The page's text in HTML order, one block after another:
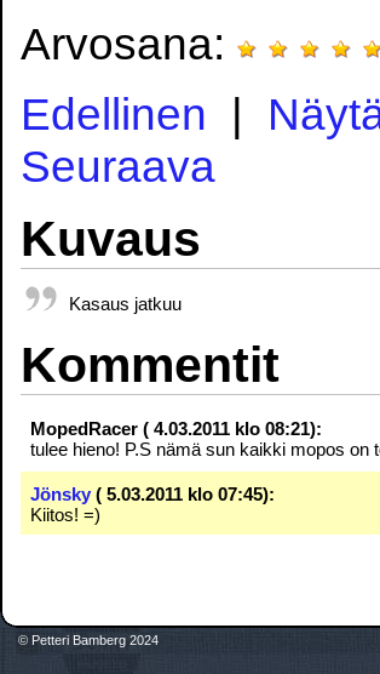
Arvosana:
Edellinen |
Seuraava
Kuvaus
Kasaus jatkuu
Kommentit
MopedRacer ( 4.03.2011 klo 08:21):
tulee hieno! P.S nämä sun kaikki mopos on
Jönsky( 5.03.2011 klo 07:45):
Kiitos! =)
© Petteri Bamberg 2024